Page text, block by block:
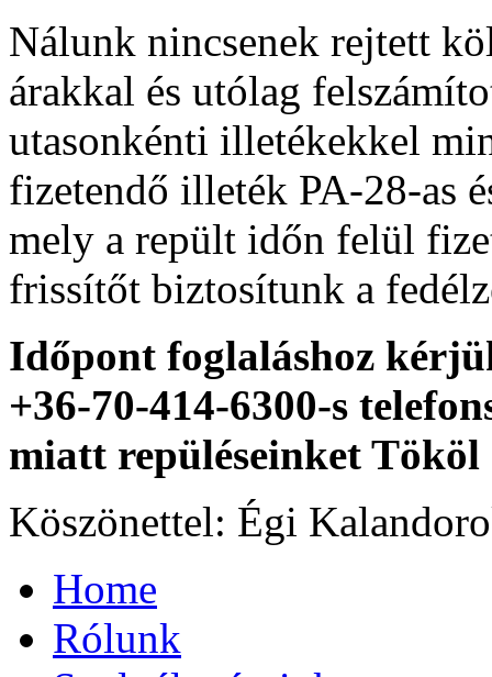
Nálunk nincsenek rejtett
árakkal és utólag
utasonkénti illetékekkel
fizetendő illeték PA-28-as
mely a repült időn felül
frissítőt biztosítunk a
Időpont foglaláshoz
+36-70-414-6300-s
miatt repüléseinket
Köszönettel: Égi
Home
Rólunk